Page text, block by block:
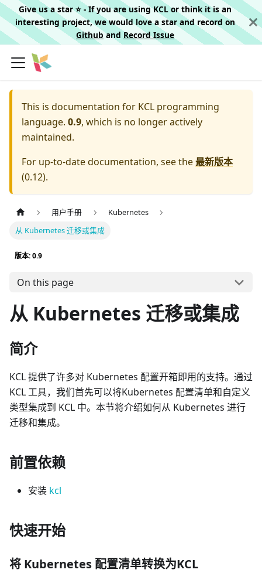
Give us a star ⭐️ - If you are using KCL or think it is an
interesting project, we would love a star and record on
Githuband Record Issue
This is documentation for KCL programming
language. 0.9, which is no longer actively
maintained.
For up-to-date documentation, see the最新版本
(0.12).
用户手册
Kubernetes
从 Kubernetes 迁移或集成
版本: 0.9
On this page
从 Kubernetes 迁移或集成
简介
KCL 提供了许多对 Kubernetes 配置开箱即用的支持。通过
KCL 工具，我们首先可以将Kubernetes 配置清单和自定义
类型集成到 KCL 中。本节将介绍如何从 Kubernetes 进行
迁移和集成。
前置依赖
安装 kcl
快速开始
将 Kubernetes 配置清单转换为KCL